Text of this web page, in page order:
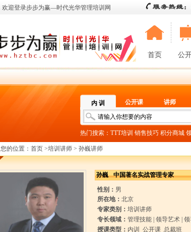
欢迎登录步步为赢—时代光华管理培训网
首页 公
内 训 公开课 讲师
热门搜索： TTT培训 销售技巧 积分商城
您的位置： 首页 >培训讲师 > 孙巍讲师
孙巍 中国著名实战管理专家
性别： 男
所在地： 北京
专家类别： 培训讲师
专长领域： 管理技能 领导艺术
授课类型： 内训 公开课 总裁班